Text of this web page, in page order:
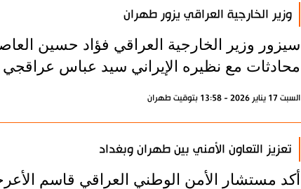
وزير الخارجية العراقي يزور طهران
سيزور وزير الخارجية العراقي فؤاد حسين
محادثات مع نظيره الإيراني سيد عباس عراقجي
السبت 17 يناير 2026 - 13:58 بتوقيت طهران
تعزيز التعاون الأمني بين طهران وبغداد
أكد مستشار الأمن الوطني العراقي قاسم